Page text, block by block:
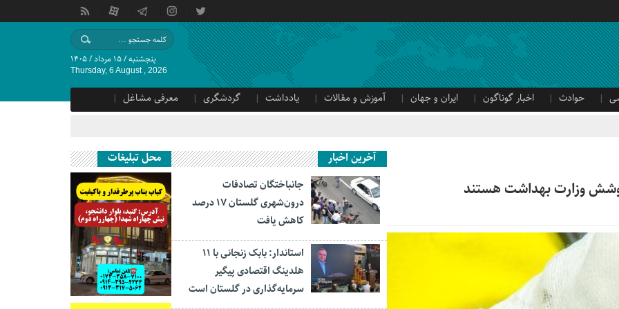
پنجشنبه / ۱۵ مرداد / ۱۴۰۵
Thursday, 6 August , 2026
حوادث اخبار گوناگون ایران و جهان آموزش و مقالات یادداشت گردشگری
معرفی مشاغل
آخرین اخبار
جانباختگان تصادفات
درون‌شهری گلستان ۱۷ درصد
کاهش یافت
استاندار: بابک زنجانی با ۱۱
هلدینگ اقتصادی پیگیر
سرمایه‌گذاری در گلستان است
محل تبلیغات